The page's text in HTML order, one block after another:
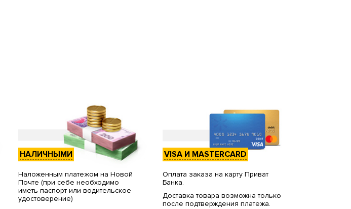
НАЛИЧНЫМИ
Наложенным платежом на Новой
Почте (при себе необходимо
иметь паспорт или водительское
удостоверение)
VISA И MASTERCARD
Оплата заказа на карту Приват
Банка.
Доставка товара возможна только
после подтверждения платежа.